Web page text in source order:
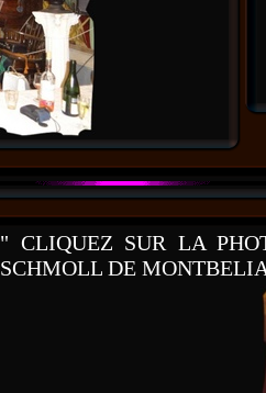
" CLIQUEZ SUR LA
SCHMOLL DE